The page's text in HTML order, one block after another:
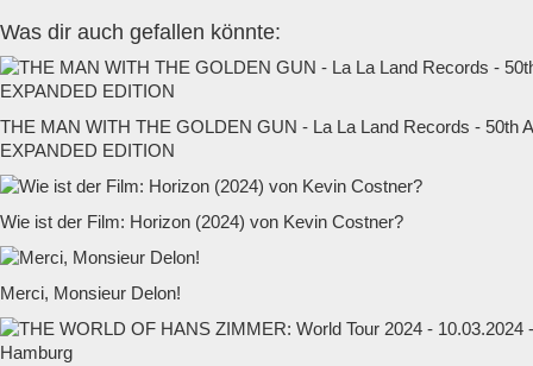
Was dir auch gefallen könnte:
THE MAN WITH THE GOLDEN GUN - La La Land Records - 50th
EXPANDED EDITION
Wie ist der Film: Horizon (2024) von Kevin Costner?
Merci, Monsieur Delon!